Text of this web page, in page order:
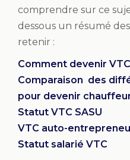
comprendre sur ce
dessous un résumé
retenir :
Comment devenir
Comparaison des
pour devenir
Statut VTC SASU
VTC auto-
Statut salarié VTC